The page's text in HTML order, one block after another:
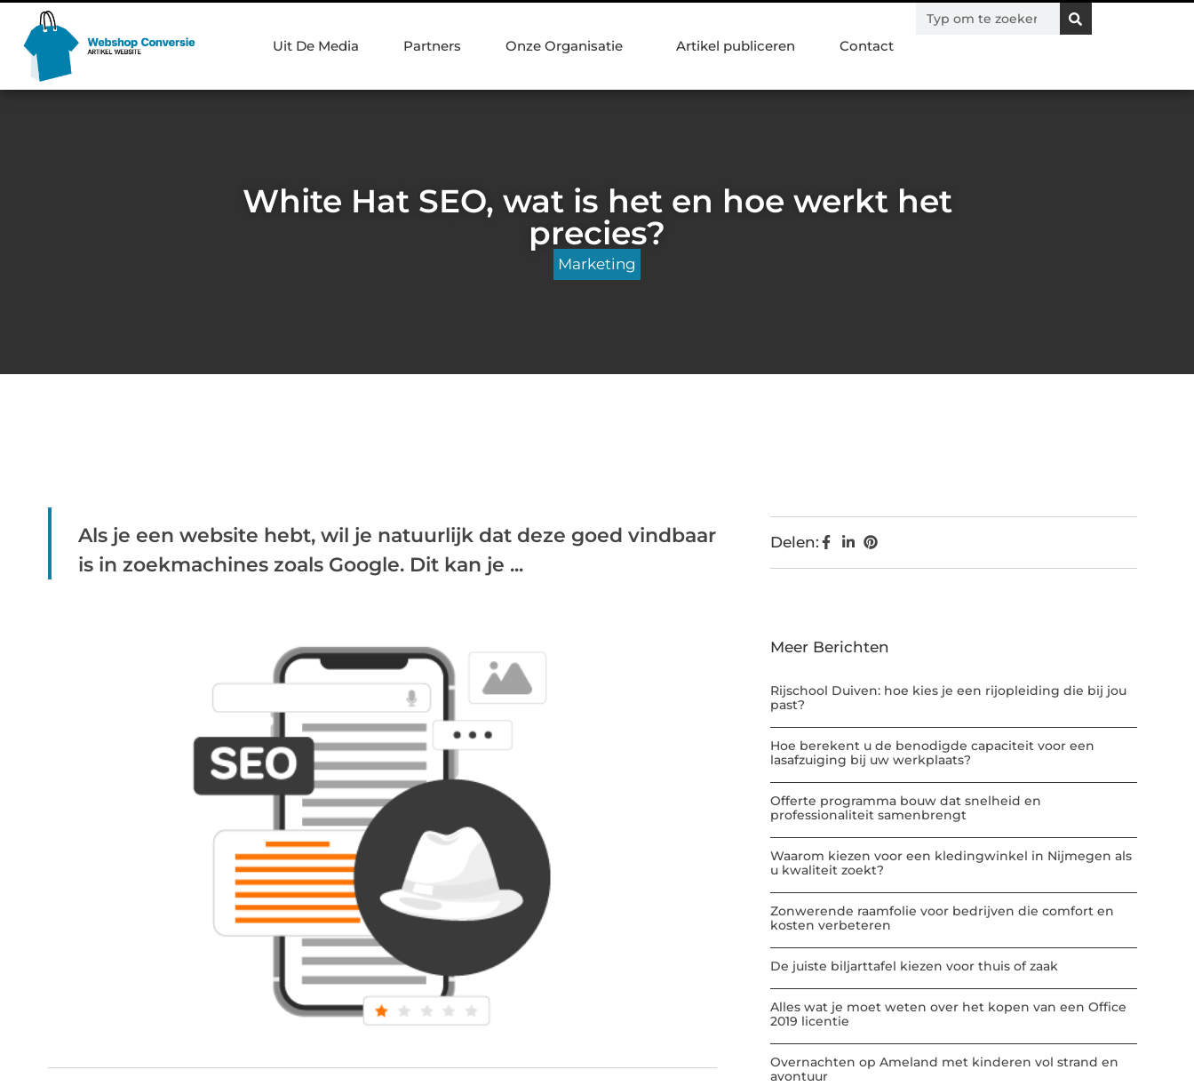
Uit De Media Partners Onze Organisatie Artikel publiceren Contact
White Hat SEO, wat is het en hoe werkt het
precies?
Marketing
Als je een website hebt, wil je natuurlijk dat deze goed vindbaar
is in zoekmachines zoals Google. Dit kan je ...
Delen:
Meer Berichten
Rijschool Duiven: hoe kies je een rijopleiding die bij jou
past?
Hoe berekent u de benodigde capaciteit voor een
lasafzuiging bij uw werkplaats?
Offerte programma bouw dat snelheid en
professionaliteit samenbrengt
Waarom kiezen voor een kledingwinkel in Nijmegen als
u kwaliteit zoekt?
Zonwerende raamfolie voor bedrijven die comfort en
kosten verbeteren
De juiste biljarttafel kiezen voor thuis of zaak
Alles wat je moet weten over het kopen van een Office
2019 licentie
Overnachten op Ameland met kinderen vol strand en
avontuur